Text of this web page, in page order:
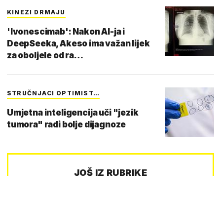
KINEZI DRMAJU
'Ivonescimab': Nakon AI-ja i
DeepSeeka, Akeso ima važan lijek
za oboljele od ra…
STRUČNJACI OPTIMIST…
Umjetna inteligencija uči "jezik
tumora" radi bolje dijagnoze
JOŠ IZ RUBRIKE